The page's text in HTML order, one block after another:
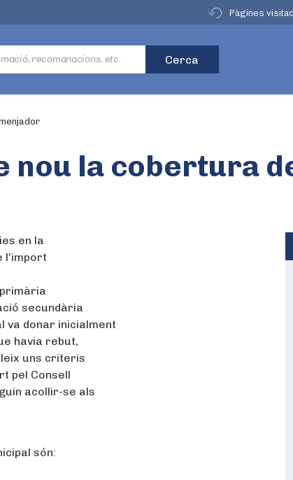
Pàgines
nou la cobertura
en la
l’import
secundària
va donar inicialment
havia rebut,
uns criteris
pel Consell
acollir-se als
són: